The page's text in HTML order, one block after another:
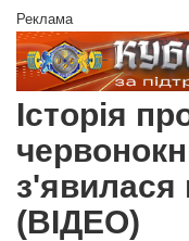
Реклама
Історія
(ВІДЕО)